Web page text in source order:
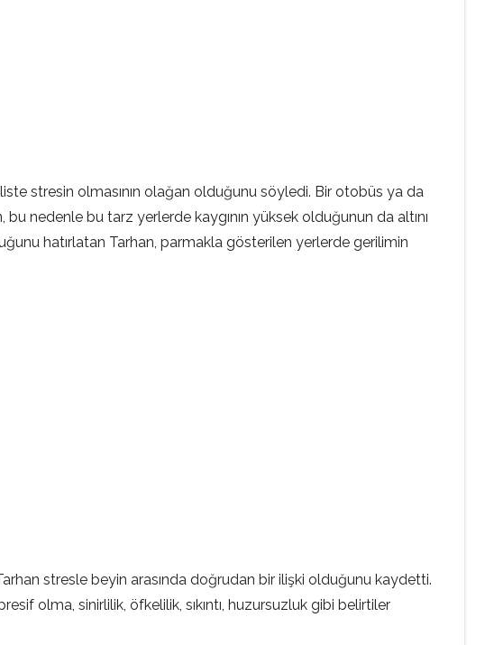
stresin olmasının olağan olduğunu söyledi. Bir otobüs ya da
nedenle bu tarz yerlerde kaygının yüksek olduğunun da altını
hatırlatan Tarhan, parmakla gösterilen yerlerde gerilimin
stresle beyin arasında doğrudan bir ilişki olduğunu kaydetti.
olma, sinirlilik, öfkelilik, sıkıntı, huzursuzluk gibi belirtiler